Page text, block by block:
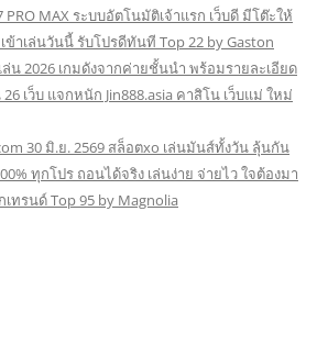
MAX ระบบอัตโนมัติเจ้าแรก เว็บดี มีโต๊ะให้
เข้าเล่นวันนี้ รับโปรดีทันที Top 22 by Gaston
ล่น 2026 เกมดังจากค่ายชั้นนำ พร้อมรายละเอียด
เว็บ แจกหนัก Jin888.asia คาสิโน เว็บแม่ ใหม่
30 มิ.ย. 2569 สล็อตxo เล่นมันส์ทั้งวัน ลุ้นกัน
ทุกโปร ถอนได้จริง เล่นง่าย จ่ายไว ใจต้องมา
ทรนด์ Top 95 by Magnolia